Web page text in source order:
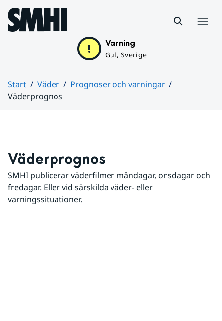
Hoppa till sidans innehåll
Varning
Gul, Sverige
Start Väder
Prognoser och varningar
Väderprognos
Väderprognos
SMHI publicerar väderfilmer måndagar, onsdagar och
fredagar. Eller vid särskilda väder- eller
varningssituationer.